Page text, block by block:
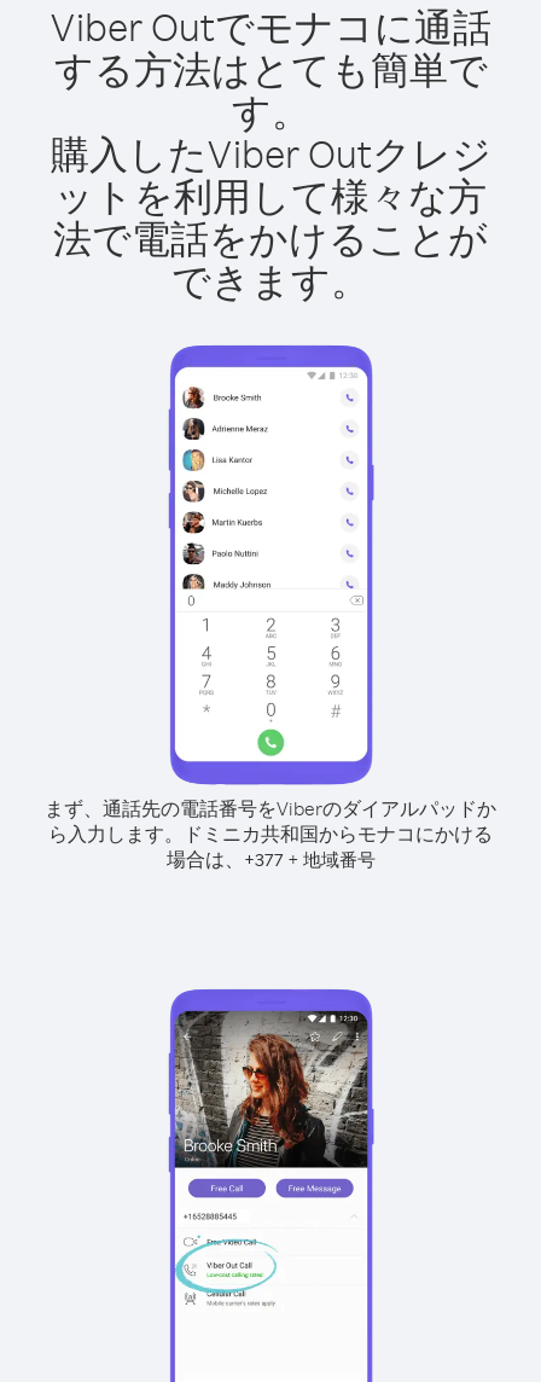
Viber Outでモナコに通話
する方法はとても簡単で
す。
購入したViber Outクレジ
ットを利用して様々な方
法で電話をかけることが
できます。
まず、通話先の電話番号をViberのダイアルパッドか
ら入力します。
ドミニカ共和国からモナコにかける
場合は、
+377+ 地域番号